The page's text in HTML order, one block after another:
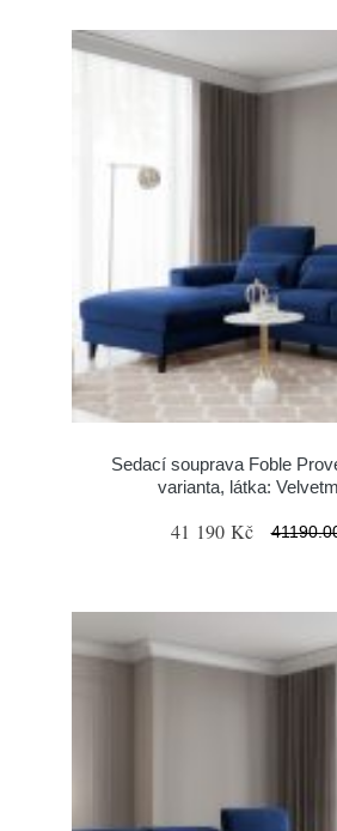
Sedací souprava Foble
varianta, látka:
41 190 Kč